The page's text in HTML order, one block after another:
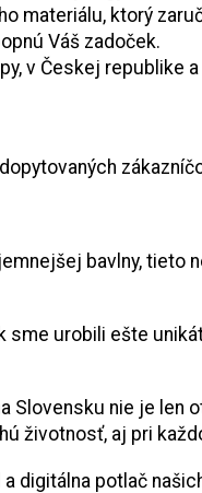
materiálu, ktorý
Váš zadoček.
v Českej
bavlny, tieto
urobili ešte
Slovensku nie je len
životnosť, aj pri
a digitálna potlač